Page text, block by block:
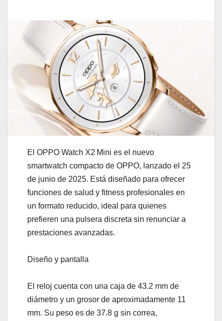
El OPPO Watch X2 Mini es el nuevo
smartwatch compacto de OPPO, lanzado el 25
de junio de 2025. Está diseñado para ofrecer
funciones de salud y fitness profesionales en
un formato reducido, ideal para quienes
prefieren una pulsera discreta sin renunciar a
prestaciones avanzadas.
Diseño y pantalla
El reloj cuenta con una caja de 43.2 mm de
diámetro y un grosor de aproximadamente 11
mm. Su peso es de 37.8 g sin correa,